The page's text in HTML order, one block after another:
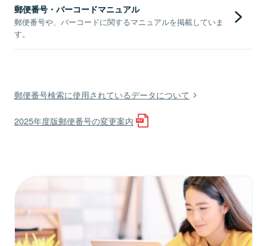
郵便番号・バーコードマニュアル
郵便番号や、バーコードに関するマニュアルを掲載していま
す。
郵便番号検索に使用されているデータについて
2025年度版郵便番号の変更案内